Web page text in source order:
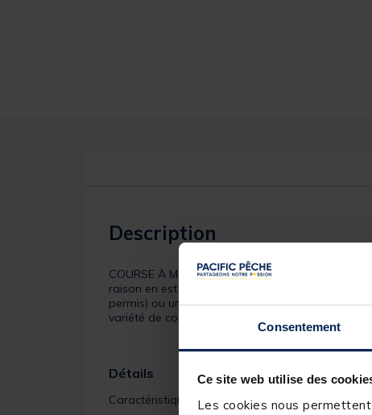
Consentement
Ce site web utilise des
Les cookies nous
Description
COURSE À MOYENNE PROFONDEURLa
raison en est son hameçon démontable. Pour le
permis) ou un ver de nuit à un hameçon simple.
variété de combinaisons chanceuses n’est
Détails
Caractéristiques de la Comet